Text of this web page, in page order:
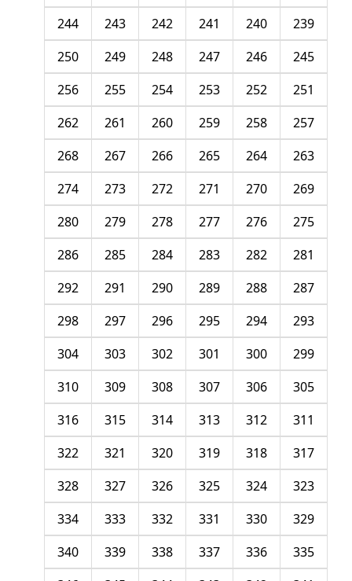
239
240
241
242
243
244
245
246
247
248
249
250
251
252
253
254
255
256
257
258
259
260
261
262
263
264
265
266
267
268
269
270
271
272
273
274
275
276
277
278
279
280
281
282
283
284
285
286
287
288
289
290
291
292
293
294
295
296
297
298
299
300
301
302
303
304
305
306
307
308
309
310
311
312
313
314
315
316
317
318
319
320
321
322
323
324
325
326
327
328
329
330
331
332
333
334
335
336
337
338
339
340